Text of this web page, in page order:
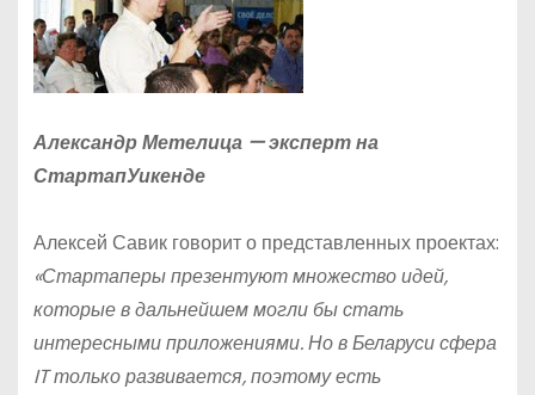
Александр Метелица — эксперт на
СтартапУикенде
Алексей Савик говорит о представленных проектах:
«Стартаперы презентуют множество идей,
которые в дальнейшем могли бы стать
интересными приложениями. Но в Беларуси сфера
IT только развивается, поэтому есть